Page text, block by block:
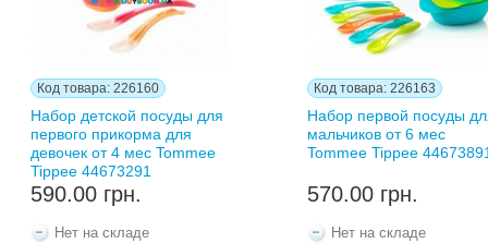
Код товара: 226160
Набор детской посуды для
первого прикорма для
девочек от 4 мес Tommee
Tippee 44673291
590.00 грн.
Нет на складе
Код товара: 226163
Набор первой посуды
мальчиков от 6 мес
Tommee Tippee
570.00 грн.
Нет на складе